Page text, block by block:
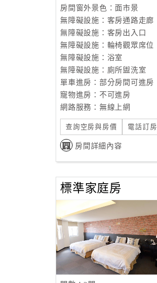
房間窗外景色：面市景
無障礙設施：客房通路走廊
無障礙設施：客房出入口
無障礙設施：輪椅觀眾席位
無障礙設施：浴室
無障礙設施：廁所盥洗室
單車進房：部分房間可進房
寵物進房：不可進房
網路服務：無線上網
查詢空房與房價 電話訂房
房間詳細內容
標準家庭房